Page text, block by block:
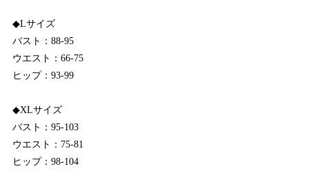
◆Lサイズ
バスト：88-95
ウエスト：66-75
ヒップ：93-99
◆XLサイズ
バスト：95-103
ウエスト：75-81
ヒップ：98-104